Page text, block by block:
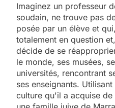
Imaginez un professeur
soudain, ne trouve pas
posée par un élève et
totalement en question
décide de se
le monde, ses musées,
universités, rencontrant
ses enseignants.
culture qu'il a acquise de